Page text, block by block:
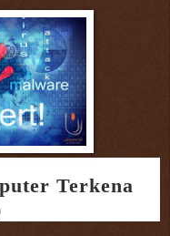
Terkena